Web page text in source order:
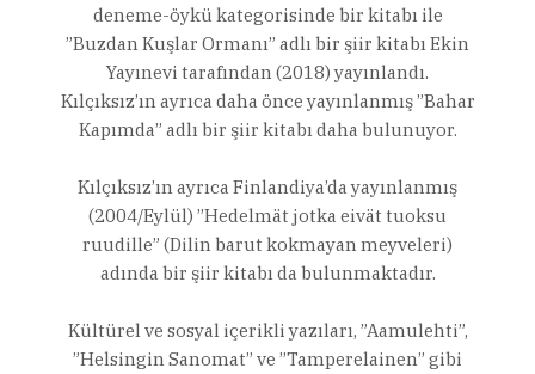
deneme-öykü kategorisinde bir kitabı ile
”Buzdan Kuşlar Ormanı” adlı bir şiir kitabı Ekin
Yayınevi tarafından (2018) yayınlandı.
Kılçıksız’ın ayrıca daha önce yayınlanmış ”Bahar
Kapımda” adlı bir şiir kitabı daha bulunuyor.
Kılçıksız’ın ayrıca Finlandiya’da yayınlanmış
(2004/Eylül) ”Hedelmät jotka eivät tuoksu
ruudille” (Dilin barut kokmayan meyveleri)
adında bir şiir kitabı da bulunmaktadır.
Kültürel ve sosyal içerikli yazıları, ”Aamulehti”,
”Helsingin Sanomat” ve ”Tamperelainen” gibi